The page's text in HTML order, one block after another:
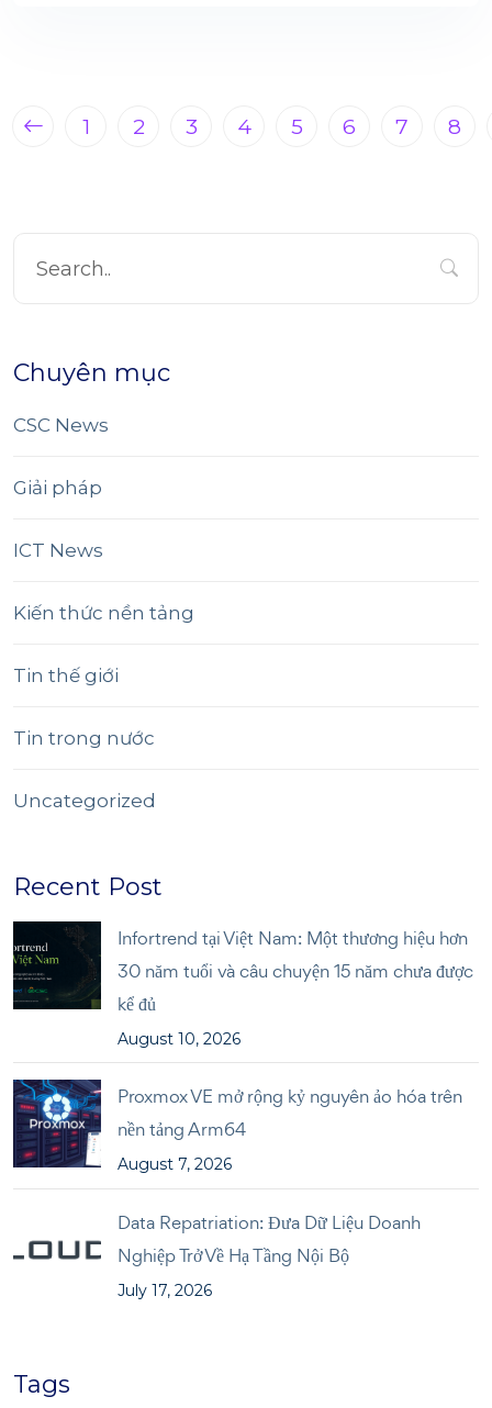
1 2 3 4 5 6 7 8
Chuyên mục
CSC News
Giải pháp
ICT News
Kiến thức nền tảng
Tin thế giới
Tin trong nước
Uncategorized
Recent Post
Infortrend tại Việt Nam: Một thương hiệu hơn
30 năm tuổi và câu chuyện 15 năm chưa được
kể đủ
August 10, 2026
Proxmox VE mở rộng kỷ nguyên ảo hóa trên
nền tảng Arm64
August 7, 2026
Data Repatriation: Đưa Dữ Liệu Doanh
Nghiệp Trở Về Hạ Tầng Nội Bộ
July 17, 2026
Tags